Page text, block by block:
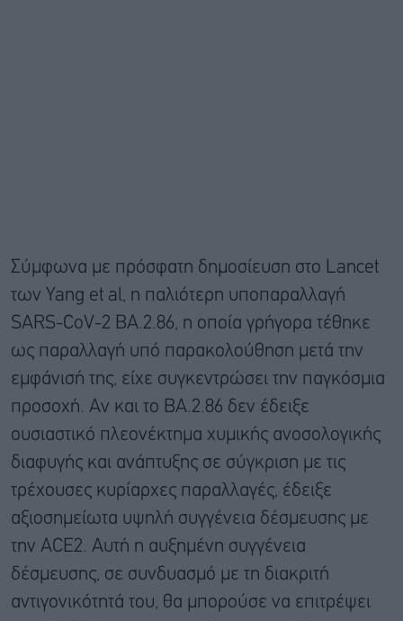
Σύμφωνα με πρόσφατη δημοσίευση στο Lancet
των Yang et al, η παλιότερη υποπαραλλαγή
SARS-CoV-2 BA.2.86, η οποία γρήγορα τέθηκε
ως παραλλαγή υπό παρακολούθηση μετά την
εμφάνισή της, είχε συγκεντρώσει την παγκόσμια
προσοχή. Αν και το BA.2.86 δεν έδειξε
ουσιαστικό πλεονέκτημα χυμικής ανοσολογικής
διαφυγής και ανάπτυξης σε σύγκριση με τις
τρέχουσες κυρίαρχες παραλλαγές, έδειξε
αξιοσημείωτα υψηλή συγγένεια δέσμευσης με
την ACE2. Αυτή η αυξημένη συγγένεια
δέσμευσης, σε συνδυασμό με τη διακριτή
αντιγονικότητά του, θα μπορούσε να επιτρέψει